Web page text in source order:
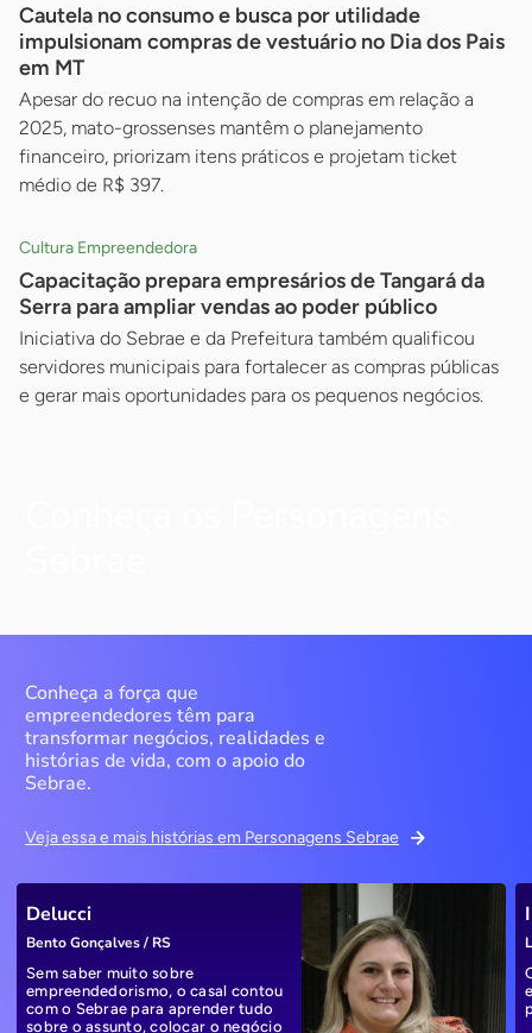
Cautela no consumo e busca por utilidade
impulsionam compras de vestuário no Dia dos Pais
em MT
Apesar do recuo na intenção de compras em relação a
2025, mato-grossenses mantêm o planejamento
financeiro, priorizam itens práticos e projetam ticket
médio de R$ 397.
Cultura Empreendedora
Capacitação prepara empresários de Tangará da
Serra para ampliar vendas ao poder público
Iniciativa do Sebrae e da Prefeitura também qualificou
servidores municipais para fortalecer as compras públicas
e gerar mais oportunidades para os pequenos negócios.
Conheça a força que
empreendedores têm para
transformar negócios, realidades e
histórias de vida, com o apoio do
Sebrae.
Veja essa e mais histórias em Personagens Sebrae
Delucci
Bento Gonçalves / RS
Sem saber muito sobre
empreendedorismo, o casal contou
com o Sebrae para aprender tudo
sobre o assunto, colocar o negócio